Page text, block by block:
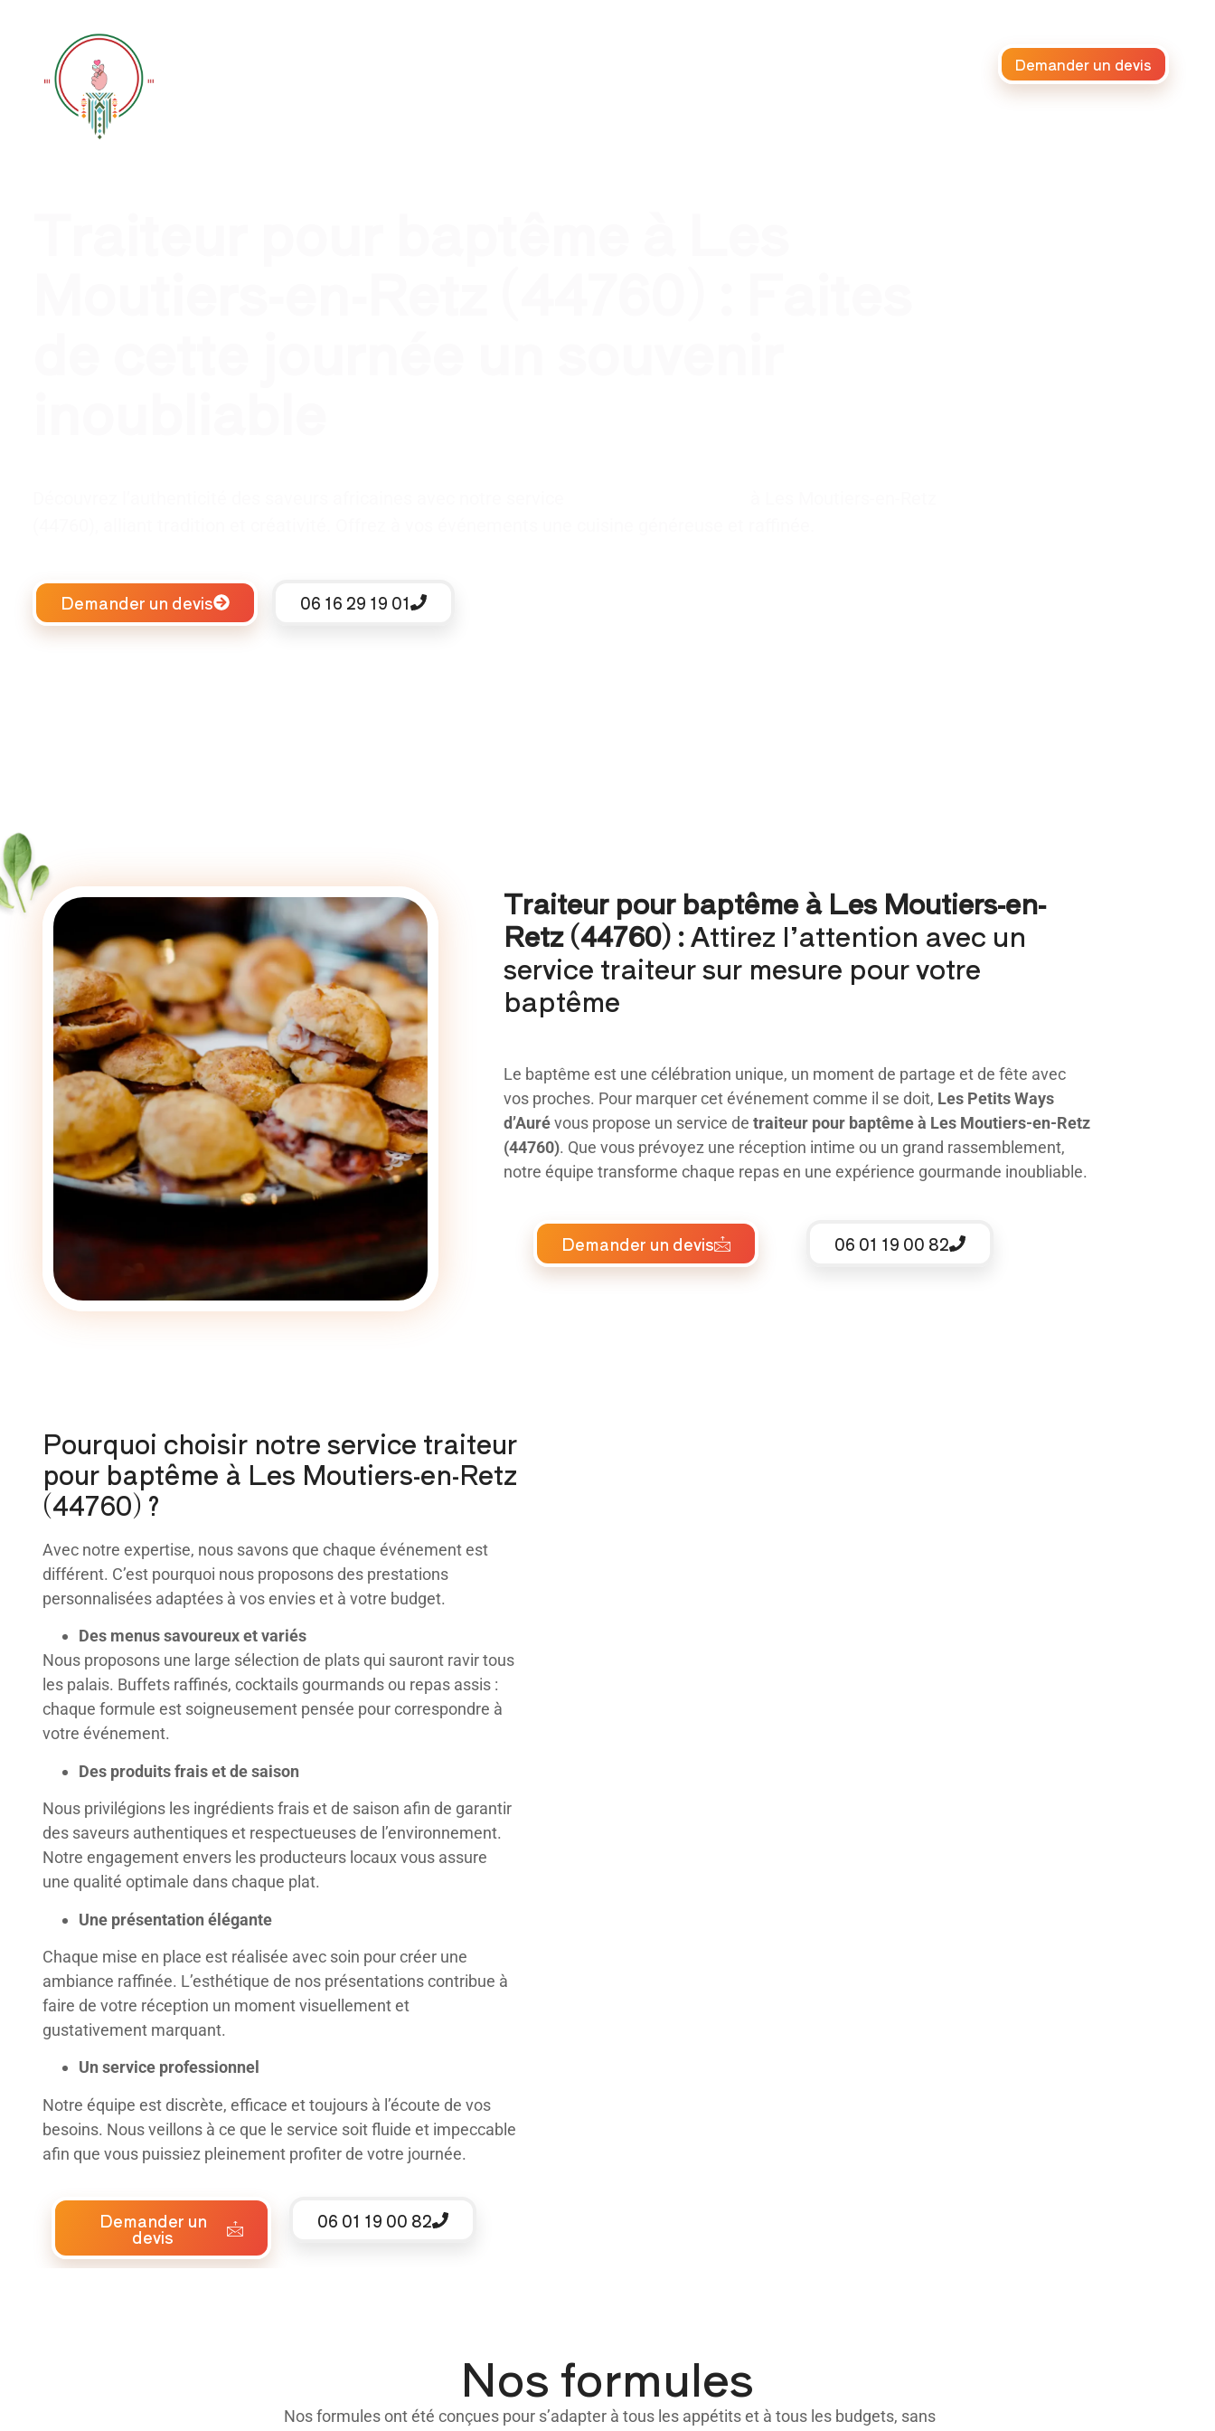
Demander un devis
Demander un devis 06 16 29 19 01
Traiteur pour baptême à Les Moutiers-en-
Retz (44760) :Attirez l’attention avec un
service traiteur sur mesure pour votre
baptême
Le baptême est une célébration unique, un moment de partage et de fête avec
vos proches. Pour marquer cet événement comme il se doit, Les Petits Ways
d’Aurévous propose un service de traiteur pour baptême à Les Moutiers-en-Retz
(44760). Que vous prévoyez une réception intime ou un grand rassemblement,
notre équipe transforme chaque repas en une expérience gourmande inoubliable.
Demander un devis 06 01 19 00 82
Pourquoi choisir notre service traiteur
pour baptême à Les Moutiers-en-Retz
(44760) ?
Avec notre expertise, nous savons que chaque événement est
différent. C’est pourquoi nous proposons des prestations
personnalisées adaptées à vos envies et à votre budget.
Des menus savoureux et variés
Nous proposons une large sélection de plats qui sauront ravir tous
les palais. Buffets raffinés, cocktails gourmands ou repas assis :
chaque formule est soigneusement pensée pour correspondre à
votre événement.
Des produits frais et de saison
Nous privilégions les ingrédients frais et de saison afin de garantir
des saveurs authentiques et respectueuses de l’environnement.
Notre engagement envers les producteurs locaux vous assure
une qualité optimale dans chaque plat.
Une présentation élégante
Chaque mise en place est réalisée avec soin pour créer une
ambiance raffinée. L’esthétique de nos présentations contribue à
faire de votre réception un moment visuellement et
gustativement marquant.
Un service professionnel
Notre équipe est discrète, efficace et toujours à l’écoute de vos
besoins. Nous veillons à ce que le service soit fluide et impeccable
afin que vous puissiez pleinement profiter de votre journée.
Demander un
devis
06 01 19 00 82
Nos formules
Nos formules ont été conçues pour s’adapter à tous les appétits et à tous les budgets, sans